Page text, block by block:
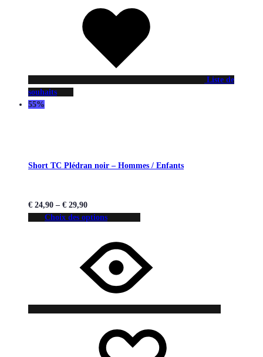
Liste de
souhaits
55%
Short TC Plédran noir – Hommes / Enfants
€ 24,90 – € 29,90
Choix des options